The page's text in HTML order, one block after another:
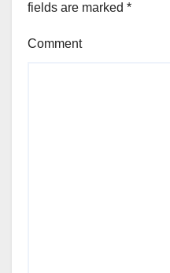
fields are marked *
Comment